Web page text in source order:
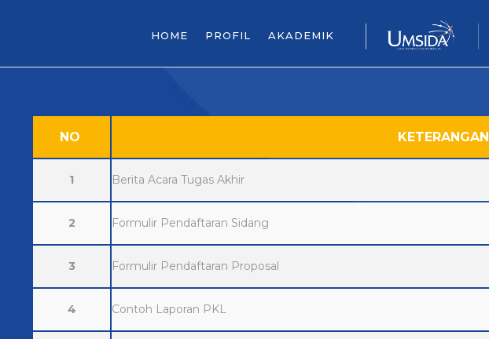
HOME PROFIL AKADEMIK
NO KETERANGAN
1 Berita Acara Tugas Akhir
2 Formulir Pendaftaran Sidang
3 Formulir Pendaftaran Proposal
4 Contoh Laporan PKL